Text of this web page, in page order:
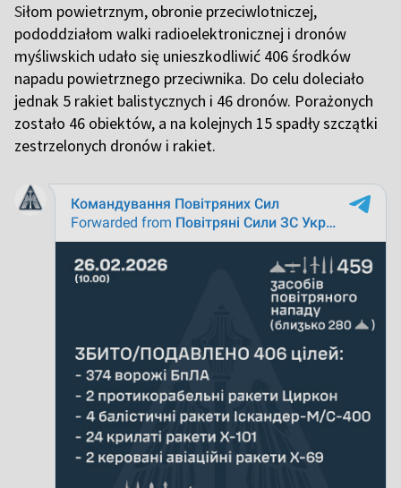
Siłom powietrznym, obronie przeciwlotniczej,
pododdziałom walki radioelektronicznej i dronów
myśliwskich udało się unieszkodliwić 406 środków
napadu powietrznego przeciwnika. Do celu doleciało
jednak 5 rakiet balistycznych i 46 dronów. Porażonych
zostało 46 obiektów, a na kolejnych 15 spadły szczątki
zestrzelonych dronów i rakiet.